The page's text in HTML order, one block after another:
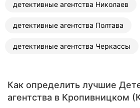
детективные агентства Николаев
детективные агентства Полтава
детективные агентства Черкассы
Как определить лучшие
агентства в Кропивницком